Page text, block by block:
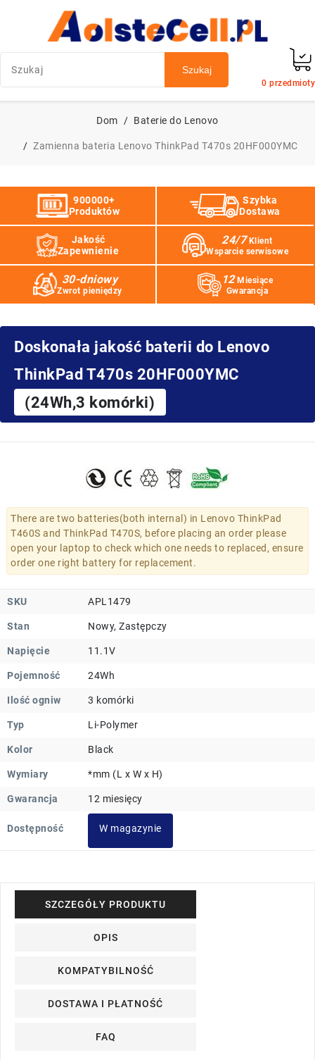
Szukaj
0 przedmioty
Dom Baterie do Lenovo
Zamienna bateria Lenovo ThinkPad T470s 20HF000YMC
900000+
Produktów
Szybka
Dostawa
Jakość
Zapewnienie
24/7 Klient
Wsparcie serwisowe
30-dniowy
Zwrot pieniędzy
12 Miesiące
Gwarancja
Doskonała jakość baterii do Lenovo
ThinkPad T470s 20HF000YMC
(24Wh,3 komórki)
There are two batteries(both internal) in Lenovo ThinkPad
T460S and ThinkPad T470S, before placing an order please
open your laptop to check which one needs to replaced, ensure
order one right battery for replacement.
SKU APL1479
Stan Nowy, Zastępczy
Napięcie 11.1V
Pojemność 24Wh
Ilość ogniw 3 komórki
Typ Li-Polymer
Kolor Black
Wymiary *mm (L x W x H)
Gwarancja 12 miesięcy
Dostępność W magazynie
SZCZEGÓŁY PRODUKTU
OPIS
KOMPATYBILNOŚĆ
DOSTAWA I PŁATNOŚĆ
FAQ